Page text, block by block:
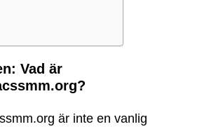
Vad är
är inte en vanlig